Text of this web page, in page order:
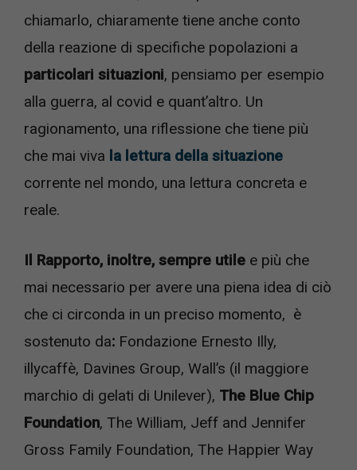
chiamarlo, chiaramente tiene anche conto
della reazione di specifiche popolazioni a
particolari situazioni, pensiamo per esempio
alla guerra, al covid e quant’altro. Un
ragionamento, una riflessione che tiene più
che mai viva la lettura della situazione
corrente nel mondo, una lettura concreta e
reale.
Il Rapporto, inoltre, sempre utile e più che
mai necessario per avere una piena idea di ciò
che ci circonda in un preciso momento, è
sostenuto da: Fondazione Ernesto Illy,
illycaffè, Davines Group, Wall’s (il maggiore
marchio di gelati di Unilever), The Blue Chip
Foundation, The William, Jeff and Jennifer
Gross Family Foundation, The Happier Way